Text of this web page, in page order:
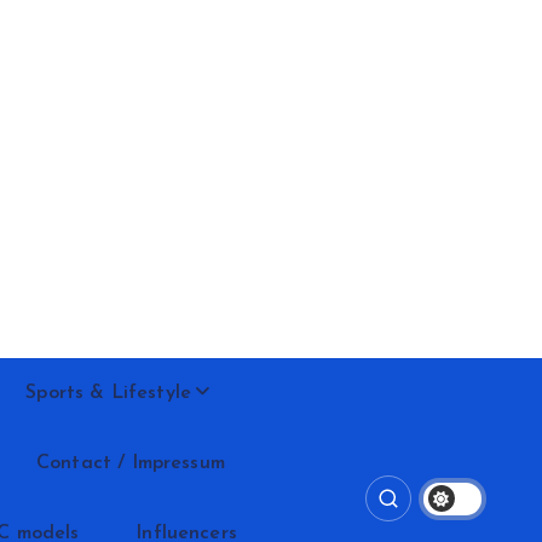
Sports & Lifestyle
Contact / Impressum
models Influencers